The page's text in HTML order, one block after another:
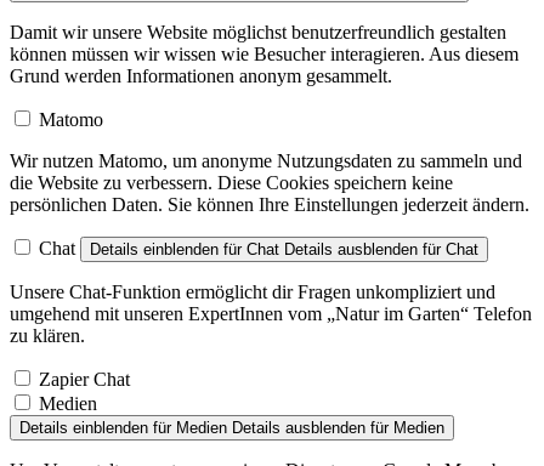
Damit wir unsere Website möglichst benutzerfreundlich gestalten
können müssen wir wissen wie Besucher interagieren. Aus diesem
Grund werden Informationen anonym gesammelt.
Matomo
Wir nutzen Matomo, um anonyme Nutzungsdaten zu sammeln und
die Website zu verbessern. Diese Cookies speichern keine
persönlichen Daten. Sie können Ihre Einstellungen jederzeit ändern.
Chat Details einblenden für Chat Details ausblenden für Chat
Unsere Chat-Funktion ermöglicht dir Fragen unkompliziert und
umgehend mit unseren ExpertInnen vom „Natur im Garten“ Telefon
zu klären.
Zapier Chat
Medien
Details einblenden für Medien Details ausblenden für Medien